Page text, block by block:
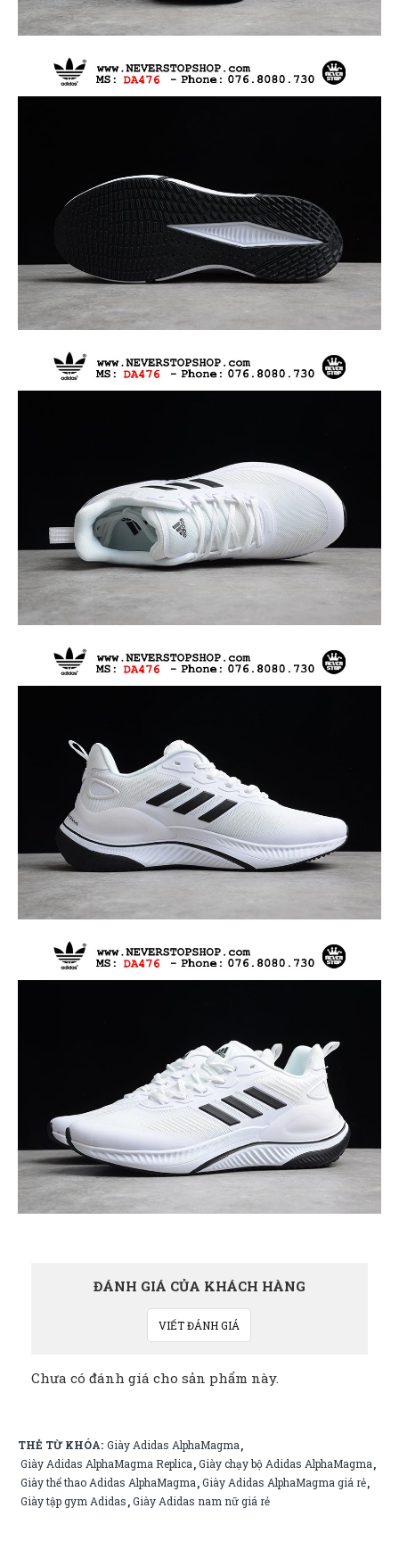
ĐÁNH GIÁ CỦA KHÁCH HÀNG
VIẾT ĐÁNH GIÁ
Chưa có đánh giá cho sản phẩm này.
THẺ TỪ KHÓA: Giày Adidas AlphaMagma,
Giày Adidas AlphaMagma Replica,Giày chạy bộ Adidas AlphaMagma,
Giày thể thao Adidas AlphaMagma,Giày Adidas AlphaMagma giá rẻ,
Giày tập gym Adidas,Giày Adidas nam nữ giá rẻ